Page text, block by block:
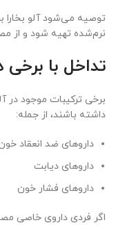
توصیه می‌شود آلو بخارا
نرم‌شده تهیه شود و از
تداخل با برخی
برخی ترکیبات موجود در
داشته باشند، از جمله:
داروهای ضد انعقاد
داروهای دیابت
داروهای فشار خون
اگر فردی داروی خاصی